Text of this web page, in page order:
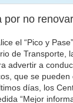
por no
el “Pico y
de Transporte,
advertir a
que se
días, los
“Mejor